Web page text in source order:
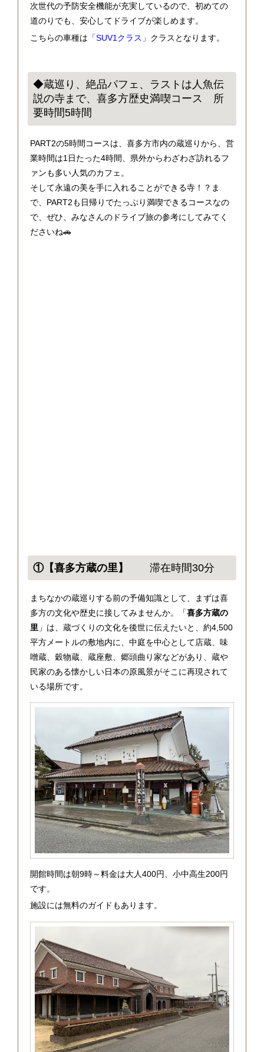
次世代の予防安全機能が充実しているので、初めての
道のりでも、安心してドライブが楽しめます。
こちらの車種は 「SUV1クラス」 クラスとなります。
◆蔵巡り、絶品パフェ、ラストは人魚伝
説の寺まで、喜多方歴史満喫コース 所
要時間5時間
PART2の5時間コースは、喜多方市内の蔵巡りから、営
業時間は1日たった4時間、県外からわざわざ訪れるフ
ァンも多い人気のカフェ。
そして永遠の美を手に入れることができる寺！？ま
で、PART2も日帰りでたっぷり満喫できるコースなの
で、ぜひ、みなさんのドライブ旅の参考にしてみてく
ださいね🚗
①【喜多方蔵の里】 滞在時間30分
まちなかの蔵巡りする前の予備知識として、まずは喜
多方の文化や歴史に接してみませんか。「喜多方蔵の
里」は、蔵づくりの文化を後世に伝えたいと、約4,500
平方メートルの敷地内に、中庭を中心として店蔵、味
噌蔵、穀物蔵、蔵座敷、郷頭曲り家などがあり、蔵や
民家のある懐かしい日本の原風景がそこに再現されて
いる場所です。
開館時間は朝9時～料金は大人400円、小中高生200円
です。
施設には無料のガイドもあります。